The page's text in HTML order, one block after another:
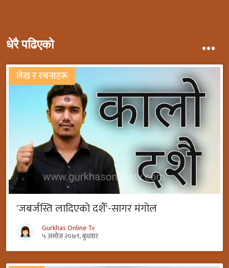
धेरै पढिएको ...
लेख र रचनाहरू
'जबर्जस्ति लादिएको दशैँ'-सागर मंगोल
Gurkhas Online Tv
५ असोज २०७९, बुधवार